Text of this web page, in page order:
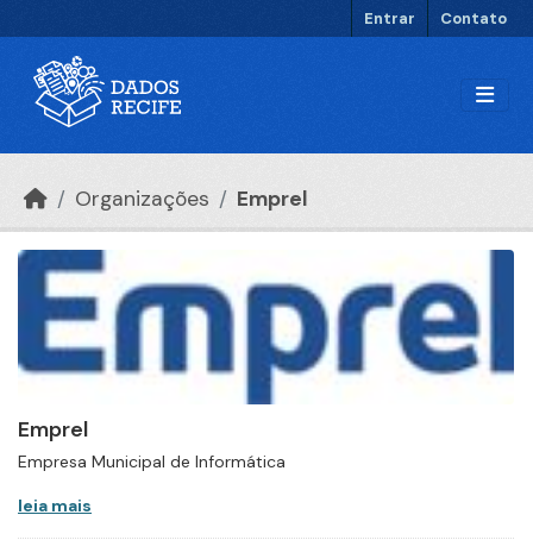
Entrar Contato
Organizações Emprel
Emprel
Empresa Municipal de Informática
leia mais